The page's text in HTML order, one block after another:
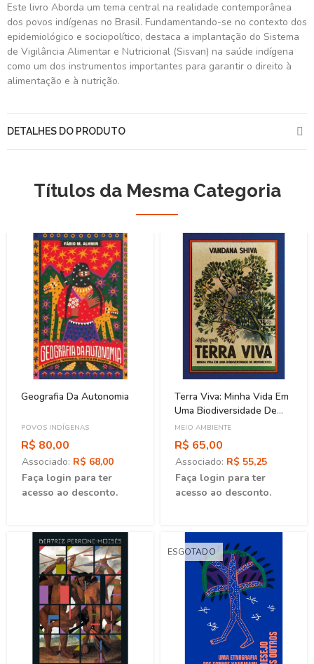
Este livro Aborda um tema central na realidade contemporânea
dos povos indígenas no Brasil. Fundamentando-se no contexto dos
epidemiológico e sociopolítico, destaca a implantação do Sistema
de Vigilância Alimentar e Nutricional (Sisvan) na saúde indígena
como um dos instrumentos importantes para garantir o direito à
alimentação e à nutrição.
DETALHES DO PRODUTO
Títulos da Mesma Categoria
Geografia Da Autonomia
POVOS INDÍGENAS
R$ 80,00
Associado: R$ 68,00
Faça login para ter
acesso ao desconto.
Terra Viva: Minha Vida Em
Uma Biodiversidade De
Movimentos
MEIO AMBIENTE
R$ 65,00
Associado: R$ 55,25
Faça login para ter
acesso ao desconto.
ESGOTADO